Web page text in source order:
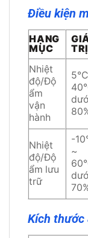
Điều kiện
HẠNG
MỤC
TRỊ
Nhiệt
độ/Độ
ẩm
vận
hành
Nhiệt
độ/Độ
ẩm lưu
trữ
-
~
Kích